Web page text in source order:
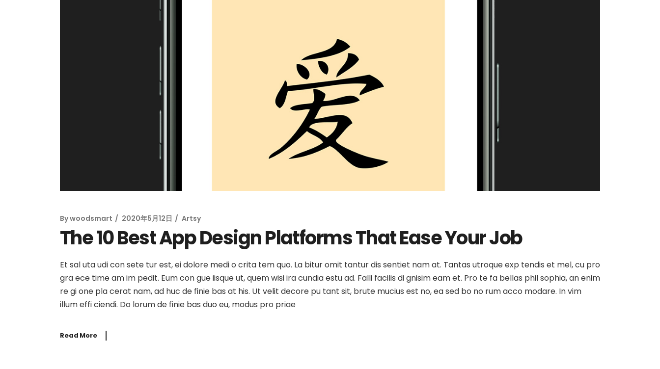
Bywoodsmart 2020年5月12日 Artsy
The 10 Best App Design Platforms That Ease Your Job
Et sal uta udi con sete tur est, ei dolore medi o crita tem quo. La bitur omit tantur dis sentiet nam at. Tantas utroque exp tendis et mel, cu pro
gra ece time am im pedit. Eum con gue iisque ut, quem wisi ira cundia estu ad. Falli facilis di gnisim eam et. Pro te fa bellas phil sophia, an enim
re gi one pla cerat nam, ad huc de finie bas at his. Ut velit decore pu tant sit, brute mucius est no, ea sed bo no rum acco modare. In vim
illum effi ciendi. Do lorum de finie bas duo eu, modus pro priae
Read More